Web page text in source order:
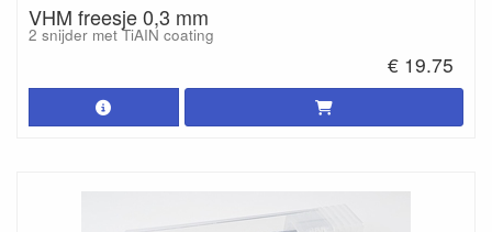
VHM freesje 0,3 mm
2 snijder met TiAIN coating
€ 19.75